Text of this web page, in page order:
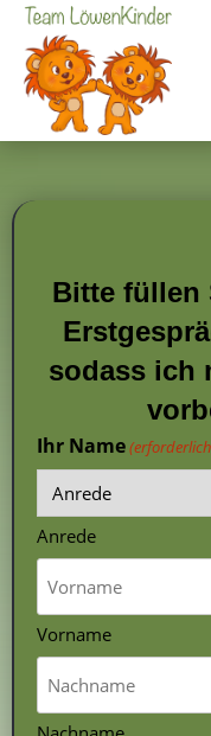
Bitte füllen
sodass ich
Ihr Name
Anrede
Vorname